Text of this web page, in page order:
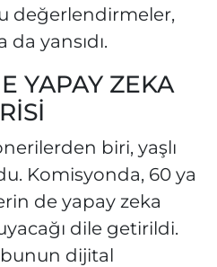
değerlendirmeler,
yansıdı.
YAPAY ZEKA
biri, yaşlı
Komisyonda, 60 ya
de yapay zeka
dile getirildi.
dijital